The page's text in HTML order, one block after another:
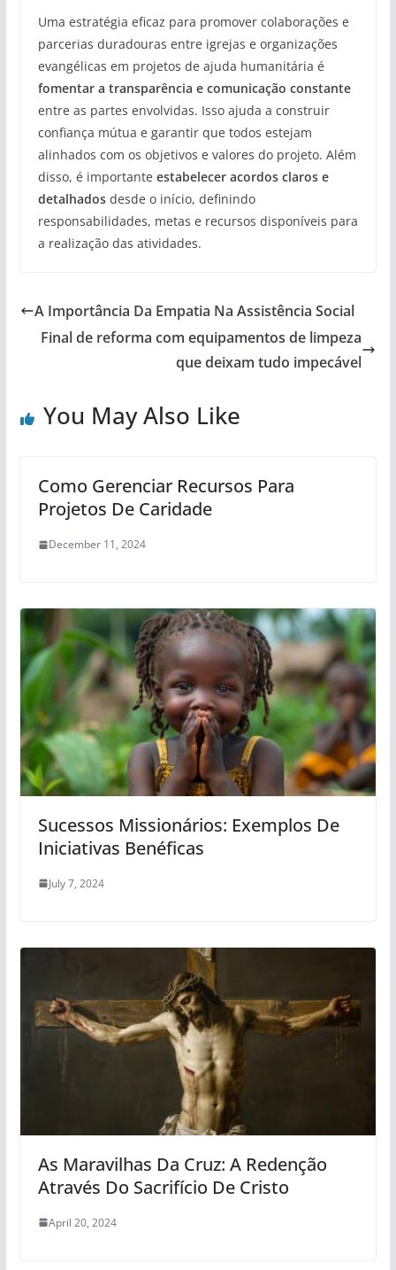
Uma estratégia eficaz para promover colaborações e
parcerias duradouras entre igrejas e organizações
evangélicas em projetos de ajuda humanitária é
fomentar a transparência e comunicação constante
entre as partes envolvidas. Isso ajuda a construir
confiança mútua e garantir que todos estejam
alinhados com os objetivos e valores do projeto. Além
disso, é importante estabelecer acordos claros e
detalhadosdesde o início, definindo
responsabilidades, metas e recursos disponíveis para
a realização das atividades.
A Importância Da Empatia Na Assistência Social
Final de reforma com equipamentos de limpeza
que deixam tudo impecável
You May Also Like
Como Gerenciar Recursos Para
Projetos De Caridade
December 11, 2024
Sucessos Missionários: Exemplos De
Iniciativas Benéficas
July 7, 2024
As Maravilhas Da Cruz: A Redenção
Através Do Sacrifício De Cristo
April 20, 2024